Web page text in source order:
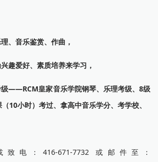
、音乐鉴赏、作曲，
趣爱好、素质培养来学习，
——RCM皇家音乐学院钢琴、乐理考级、8级
10小时）考过、拿高中音乐学分、考学校、
电：416-671-7732 或邮件至：